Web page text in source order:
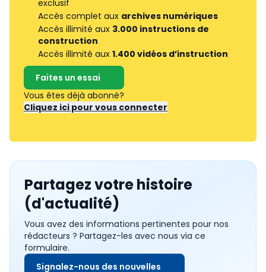
exclusif
Accès complet aux archives numériques
Accès illimité aux 3.000 instructions de
construction
Accès illimité aux 1.400 vidéos d’instruction
Faites un essai
Vous êtes déjà abonné?
Cliquez ici pour vous connecter
Partagez votre histoire
(d'actualité)
Vous avez des informations pertinentes pour nos
rédacteurs ? Partagez-les avec nous via ce
formulaire.
Signalez-nous des nouvelles